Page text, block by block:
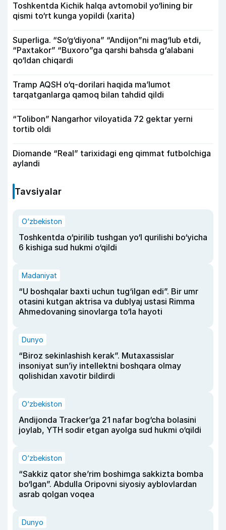
Toshkentda Kichik halqa avtomobil yo‘lining bir
qismi to‘rt kunga yopildi (xarita)
Superliga. “So‘g‘diyona” “Andijon”ni mag‘lub etdi,
“Paxtakor” “Buxoro”ga qarshi bahsda g‘alabani
qo‘ldan chiqardi
Tramp AQSH o‘q-dorilari haqida ma’lumot
tarqatganlarga qamoq bilan tahdid qildi
“Tolibon” Nangarhor viloyatida 72 gektar yerni
tortib oldi
Diomande “Real” tarixidagi eng qimmat futbolchiga
aylandi
Tavsiyalar
O‘zbekiston
Toshkentda o‘pirilib tushgan yo‘l qurilishi bo‘yicha
6 kishiga sud hukmi o‘qildi
Madaniyat
“U boshqalar baxti uchun tug‘ilgan edi”. Bir umr
otasini kutgan aktrisa va dublyaj ustasi Rimma
Ahmedovaning sinovlarga to‘la hayoti
Dunyo
“Biroz sekinlashish kerak”. Mutaxassislar
insoniyat sun’iy intellektni boshqara olmay
qolishidan xavotir bildirdi
O‘zbekiston
Andijonda Tracker’ga 21 nafar bog‘cha bolasini
joylab, YTH sodir etgan ayolga sud hukmi o‘qildi
O‘zbekiston
“Sakkiz qator she’rim boshimga sakkizta bomba
bo‘lgan”. Abdulla Oripovni siyosiy ayblovlardan
asrab qolgan voqea
Dunyo